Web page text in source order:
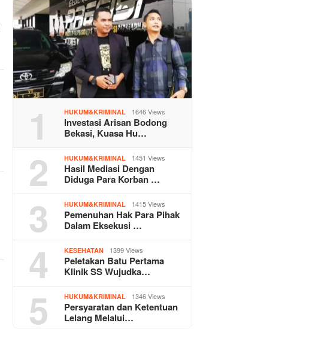
1 HUKUM&KRIMINAL 1646 Views
Investasi Arisan Bodong
Bekasi, Kuasa Hu…
2 HUKUM&KRIMINAL 1451 Views
Hasil Mediasi Dengan
Diduga Para Korban …
3 HUKUM&KRIMINAL 1415 Views
Pemenuhan Hak Para Pihak
Dalam Eksekusi …
4 KESEHATAN 1399 Views
Peletakan Batu Pertama
Klinik SS Wujudka…
5 HUKUM&KRIMINAL 1346 Views
Persyaratan dan Ketentuan
Lelang Melalui…